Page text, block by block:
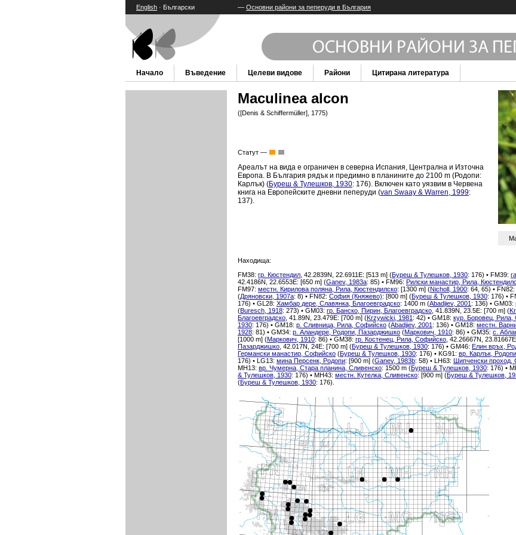
— Основни райони за пеперуди в България
English · Български
Начало Въведение Целеви видове Райони Цитирана литература
Maculinea alcon
([Denis & Schiffermüller], 1775)
Статут —
Ареалът на вида е ограничен в северна Испания, Централна и Източна
Европа. В България рядък и предимно в планините до 2100 m (Родопи:
Карлък) (Буреш & Тулешков, 1930: 176). Включен като уязвим в Червена
книга на Европейските дневни пеперуди (van Swaay & Warren, 1999:
137).
Находища:
FM38: гр. Кюстендил , 42.2839N, 22.6911E: [513 m] (Буреш & Тулешков, 1930: 176) • FM39:
42.4186N, 22.6553E: [650 m] (Ganev, 1983a: 85) • FM96: Рилски манастир, Рила,
FM97: местн. Кирилова поляна, Рила, Кюстендилско: [1300 m] (Nicholl, 1900: 64, 65) • FN82:
(Дряновски, 1907а: 8) • FN82: София (Княжево): [800 m] (Буреш & Тулешков, 1930: 176) •
176) • GL28: Хамбар дере, Славянка, Благоевградско: 1400 m (Abadjiev, 2001 : 136) • GM03:
(Buresch, 1918: 273) • GM03: гр. Банско, Пирин, Благоевградско , 41.839N, 23.5E: [700 m] (
Благоевградско , 41.89N, 23.479E: [700 m] (Krzywicki, 1981 : 42) • GM18: кур. Боровец,
1930: 176) • GM18: р. Сливница, Рила, Софийско (Abadjiev, 2001 : 136) • GM18: местн.
1928: 81) • GM34: р. Аландере, Родопи, Пазарджишко (Маркович, 1910: 86) • GM35: с.
[1000 m] (Маркович, 1910: 86) • GM38: гр. Костенец, Рила, Софийско , 42.26667N,
Пазарджишко , 42.017N, 24E: [700 m] (Буреш & Тулешков, 1930: 176) • GM46: Елин връх,
Германски манастир, Софийско (Буреш & Тулешков, 1930: 176) • KG91: вр. Карлък,
176) • LG13: мина Персенк, Родопи: [900 m] (Ganev, 1983b: 58) • LH63: Шипченски проход,
MH13: вр. Чумерна, Стара планина, Сливенско: 1500 m (Буреш & Тулешков, 1930: 176) •
& Тулешков, 1930: 176) • MH43: местн. Кутелка, Сливенско: [900 m] (Буреш & Тулешков,
(Буреш & Тулешков, 1930: 176).